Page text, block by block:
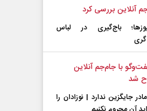
آنلاین بررسی کرد
باج‌گیری در لباس
با جام‌جم آنلاین
شد
جایگزین ندارد | نوزادان را